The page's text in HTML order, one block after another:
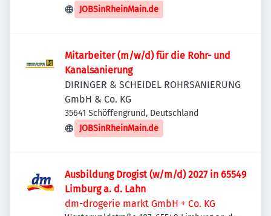
JOBSinRheinMain.de
Mitarbeiter (m/w/d) für die Rohr- und
Kanalsanierung
DIRINGER & SCHEIDEL ROHRSANIERUNG
GmbH & Co. KG
35641 Schöffengrund, Deutschland
JOBSinRheinMain.de
Ausbildung Drogist (w/m/d) 2027 in 65549
Limburg a. d. Lahn
dm-drogerie markt GmbH + Co. KG